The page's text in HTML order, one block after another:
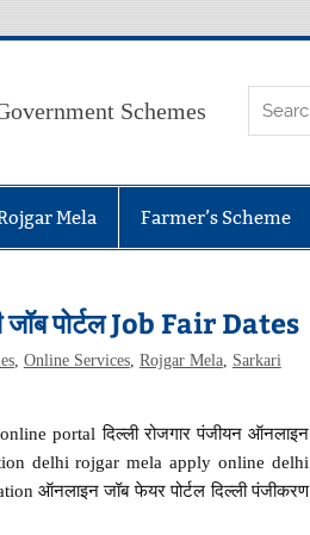
Schemes
Mela Farmer’s Scheme
पोर्टल Job Fair Dates
, Online Services, Rojgar Mela, Sarkari
portal दिल्ली रोजगार पंजीयन ऑनलाइन
delhi rojgar mela apply online delhi
ऑनलाइन जॉब फेयर पोर्टल दिल्ली पंजीकरण